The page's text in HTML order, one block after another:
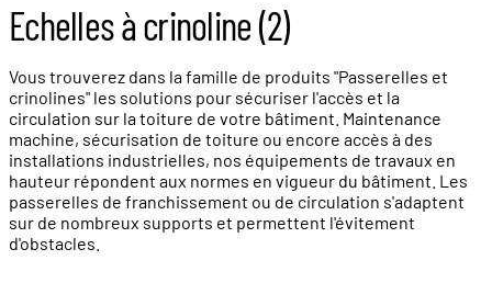
Echelles à crinoline (2)
Vous trouverez dans la famille de produits "Passerelles et
crinolines" les solutions pour sécuriser l'accès et la
circulation sur la toiture de votre bâtiment. Maintenance
machine, sécurisation de toiture ou encore accès à des
installations industrielles, nos équipements de travaux en
hauteur répondent aux normes en vigueur du bâtiment. Les
passerelles de franchissement ou de circulation s'adaptent
sur de nombreux supports et permettent l'évitement
d'obstacles.